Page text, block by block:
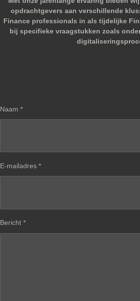
opdrachtgevers aan verschillende
Finance professionals in als tijdelijke
bij specifieke vraagstukken zoals
Naam *
E-mailadres *
Bericht *